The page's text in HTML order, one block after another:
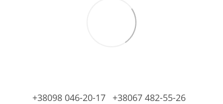
+38098 046-20-17
+38067 482-55-26